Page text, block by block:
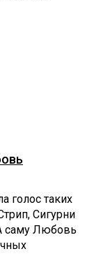
голос таких
Сигурни
саму Любовь